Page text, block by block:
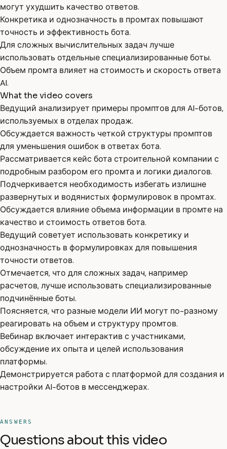
могут ухудшить качество ответов.
Конкретика и однозначность в промтах повышают
точность и эффективность бота.
Для сложных вычислительных задач лучше
использовать отдельные специализированные боты.
Объем промта влияет на стоимость и скорость ответа
AI.
What the video covers
Ведущий анализирует примеры промптов для AI-ботов,
используемых в отделах продаж.
Обсуждается важность четкой структуры промптов
для уменьшения ошибок в ответах бота.
Рассматривается кейс бота строительной компании с
подробным разбором его промта и логики диалогов.
Подчеркивается необходимость избегать излишне
развернутых и водянистых формулировок в промтах.
Обсуждается влияние объема информации в промте на
качество и стоимость ответов бота.
Ведущий советует использовать конкретику и
однозначность в формулировках для повышения
точности ответов.
Отмечается, что для сложных задач, например
расчетов, лучше использовать специализированные
подчинённые боты.
Поясняется, что разные модели ИИ могут по-разному
реагировать на объем и структуру промтов.
Вебинар включает интерактив с участниками,
обсуждение их опыта и целей использования
платформы.
Демонстрируется работа с платформой для создания и
настройки AI-ботов в мессенджерах.
ANSWERS
Questions about this video